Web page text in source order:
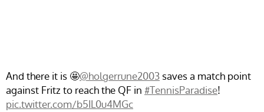
And there it is 🤩@holgerrune2003 saves a match point
against Fritz to reach the QF in #TennisParadise!
pic.twitter.com/b5IL0u4MGc